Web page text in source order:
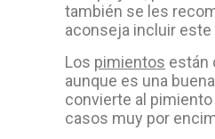
también se les
aconseja incluir
Los pimientos están
aunque es una
convierte al
casos muy por